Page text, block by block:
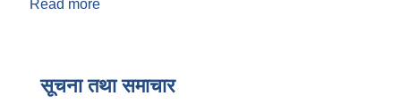
Read more
सूचना तथा समाचार